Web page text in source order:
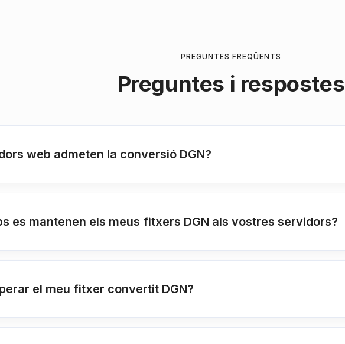
PREGUNTES FREQÜENTS
Preguntes i respostes
web admeten la conversió DGN?
es mantenen els meus fitxers DGN als vostres servidors?
el meu fitxer convertit DGN?